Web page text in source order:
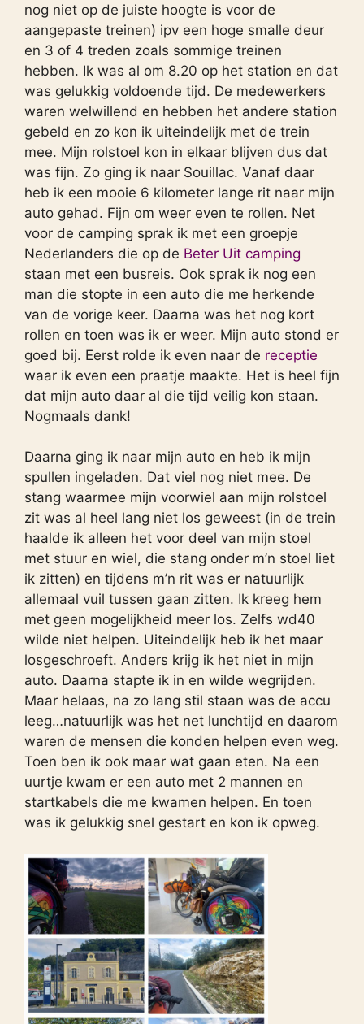
nog niet op de juiste hoogte is voor de
aangepaste treinen) ipv een hoge smalle deur
en 3 of 4 treden zoals sommige treinen
hebben. Ik was al om 8.20 op het station en dat
was gelukkig voldoende tijd. De medewerkers
waren welwillend en hebben het andere station
gebeld en zo kon ik uiteindelijk met de trein
mee. Mijn rolstoel kon in elkaar blijven dus dat
was fijn. Zo ging ik naar Souillac. Vanaf daar
heb ik een mooie 6 kilometer lange rit naar mijn
auto gehad. Fijn om weer even te rollen. Net
voor de camping sprak ik met een groepje
Nederlanders die op de Beter Uit camping
staan met een busreis. Ook sprak ik nog een
man die stopte in een auto die me herkende
van de vorige keer. Daarna was het nog kort
rollen en toen was ik er weer. Mijn auto stond er
goed bij. Eerst rolde ik even naar de receptie
waar ik even een praatje maakte. Het is heel fijn
dat mijn auto daar al die tijd veilig kon staan.
Nogmaals dank!
Daarna ging ik naar mijn auto en heb ik mijn
spullen ingeladen. Dat viel nog niet mee. De
stang waarmee mijn voorwiel aan mijn rolstoel
zit was al heel lang niet los geweest (in de trein
haalde ik alleen het voor deel van mijn stoel
met stuur en wiel, die stang onder m’n stoel liet
ik zitten) en tijdens m’n rit was er natuurlijk
allemaal vuil tussen gaan zitten. Ik kreeg hem
met geen mogelijkheid meer los. Zelfs wd40
wilde niet helpen. Uiteindelijk heb ik het maar
losgeschroeft. Anders krijg ik het niet in mijn
auto. Daarna stapte ik in en wilde wegrijden.
Maar helaas, na zo lang stil staan was de accu
leeg…natuurlijk was het net lunchtijd en daarom
waren de mensen die konden helpen even weg.
Toen ben ik ook maar wat gaan eten. Na een
uurtje kwam er een auto met 2 mannen en
startkabels die me kwamen helpen. En toen
was ik gelukkig snel gestart en kon ik opweg.